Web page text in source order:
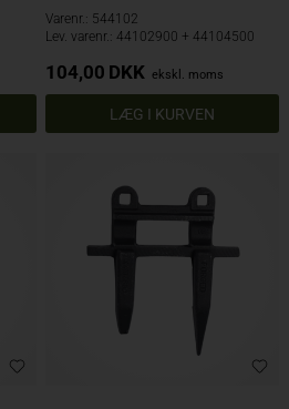
Varenr.: 544102
Lev. varenr.: 44102900 + 44104500
104,00 DKK ekskl. moms